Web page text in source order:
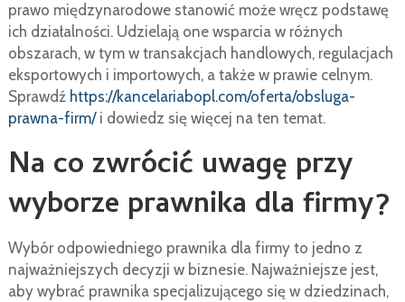
prawo międzynarodowe stanowić może wręcz podstawę
ich działalności. Udzielają one wsparcia w różnych
obszarach, w tym w transakcjach handlowych, regulacjach
eksportowych i importowych, a także w prawie celnym.
Sprawdź https://kancelariabopl.com/oferta/obsluga-
prawna-firm/i dowiedz się więcej na ten temat.
Na co zwrócić uwagę przy
wyborze prawnika dla firmy?
Wybór odpowiedniego prawnika dla firmy to jedno z
najważniejszych decyzji w biznesie. Najważniejsze jest,
aby wybrać prawnika specjalizującego się w dziedzinach,